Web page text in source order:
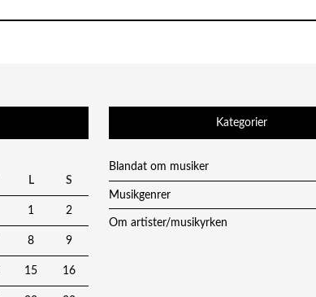
L S
1 2
8 9
15 16
Kategorier
Blandat om musiker
Musikgenrer
Om artister/musikyrken